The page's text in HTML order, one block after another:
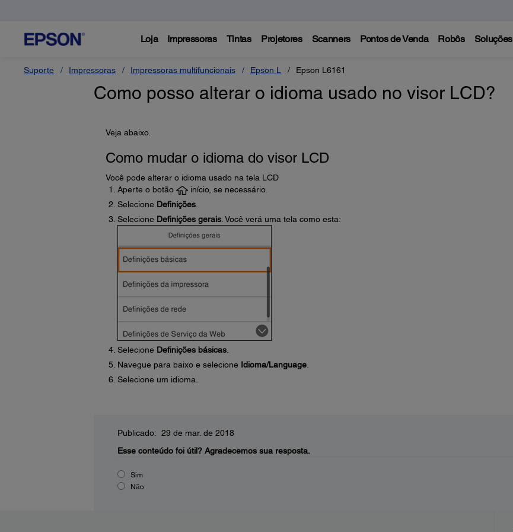
Loja Impressoras Tintas Projetores Scanners Pontos de Venda Robôs Soluções
Suporte Impressoras Impressoras multifuncionais Epson L Epson L6161
Como posso alterar o idioma usado no visor LCD?
Veja abaixo.
Como mudar o idioma do visor LCD
Você pode alterar o idioma usado na tela LCD
Aperte o botão
início, se necessário.
Selecione Definições.
Selecione Definições gerais. Você verá uma tela como esta:
Selecione Definições básicas.
Navegue para baixo e selecione Idioma/Language.
Selecione um idioma.
Publicado: 29 de mar. de 2018
Esse conteúdo foi útil? Agradecemos sua resposta.
Sim
Não